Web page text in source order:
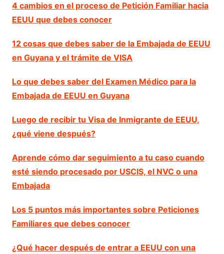
4 cambios en el proceso de Petición Familiar hacia
EEUU que debes conocer
12 cosas que debes saber de la Embajada de EEUU
en Guyana y el trámite de VISA
Lo que debes saber del Examen Médico para la
Embajada de EEUU en Guyana
Luego de recibir tu Visa de Inmigrante de EEUU,
¿qué viene después?
Aprende cómo dar seguimiento a tu caso cuando
esté siendo procesado por USCIS, el NVC o una
Embajada
Los 5 puntos más importantes sobre Peticiones
Familiares que debes conocer
¿Qué hacer después de entrar a EEUU con una